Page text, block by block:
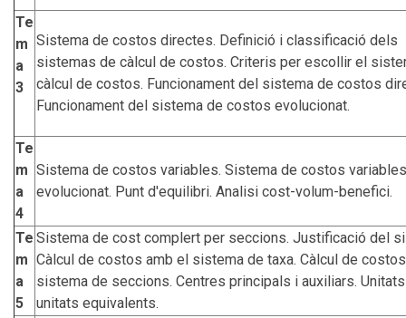
Te
m
a
3
Sistema de costos directes. Definició i classificació dels
sistemas de càlcul de costos. Criteris per escollir el
càlcul de costos. Funcionament del sistema de costos
Funcionament del sistema de costos evolucionat.
Te
m
a
4
Sistema de costos variables. Sistema de costos variables
evolucionat. Punt d'equilibri. Analisi cost-volum-benefici.
Te
m
a
5
Sistema de cost complert per seccions. Justificació del
Càlcul de costos amb el sistema de taxa. Càlcul de
sistema de seccions. Centres principals i auxiliars. Unitats
unitats equivalents.